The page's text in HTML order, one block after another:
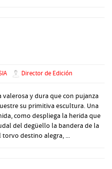
Director de Edición
y dura que con pujanza
su primitiva escultura. Una
como despliega la herida que
del degüello la bandera de la
destino alegra, ...